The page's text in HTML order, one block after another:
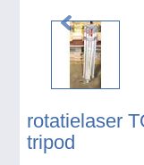
rotatielaser
tripod